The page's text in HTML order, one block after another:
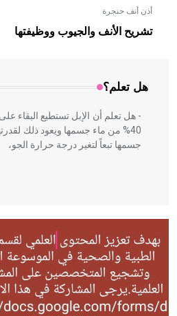
أذن أنف حنجرة
تشريح الأنف والجيوب ووظيفتها
هل تعلم؟
- هل تعلم أن الأبلق نوع من
بالعمارة الإسلامية في بلاد
المعمار على بناء مداميكه وخاصة في
- هل تعلم أن الإبل تستطيع البقاء
40% من ماء جسمها ويعود ذلك
جسمها تبعاً لتغير درجة حرارة الجو،
- هل تعلم أن أبقراط كتب في
الحكم، الأدلة، تنظيم التغذية،
له الفضل بأنه حرر الطب من الدين